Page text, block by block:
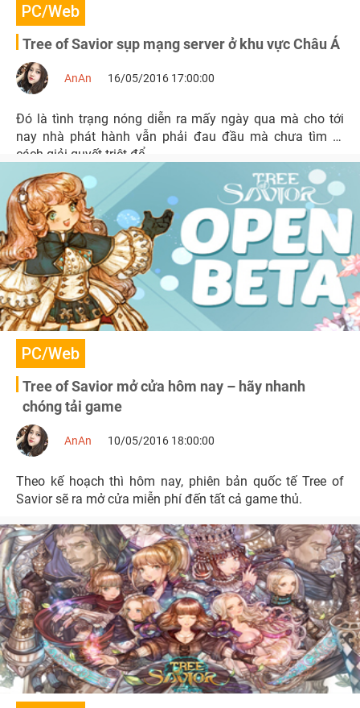
PC/Web
Tree of Savior sụp mạng server ở khu vực Châu Á
AnAn 16/05/2016 17:00:00
Đó là tình trạng nóng diễn ra mấy ngày qua mà cho tới
nay nhà phát hành vẫn phải đau đầu mà chưa tìm ra
cách giải quyết triệt để
PC/Web
Tree of Savior mở cửa hôm nay – hãy nhanh
chóng tải game
AnAn 10/05/2016 18:00:00
Theo kế hoạch thì hôm nay, phiên bản quốc tế Tree of
Savior sẽ ra mở cửa miễn phí đến tất cả game thủ.